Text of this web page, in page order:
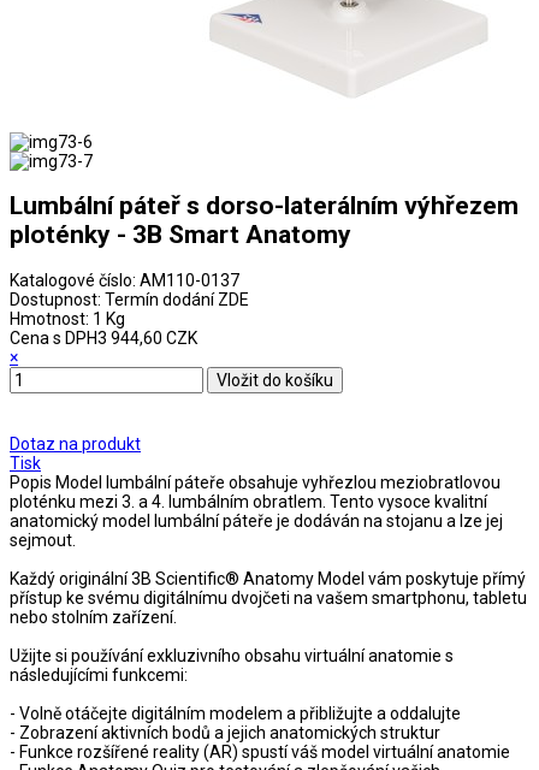
Lumbální páteř s dorso-laterálním výhřezem
ploténky - 3B Smart Anatomy
Katalogové číslo: AM110-0137
Dostupnost: Termín dodání ZDE
Hmotnost: 1 Kg
Cena s DPH3 944,60 CZK
×
Dotaz na produkt
Tisk
Popis Model lumbální páteře obsahuje vyhřezlou meziobratlovou
ploténku mezi 3. a 4. lumbálním obratlem. Tento vysoce kvalitní
anatomický model lumbální páteře je dodáván na stojanu a lze jej
sejmout.
Každý originální 3B Scientific® Anatomy Model vám poskytuje přímý
přístup ke svému digitálnímu dvojčeti na vašem smartphonu, tabletu
nebo stolním zařízení.
Užijte si používání exkluzivního obsahu virtuální anatomie s
následujícími funkcemi:
- Volně otáčejte digitálním modelem a přibližujte a oddalujte
- Zobrazení aktivních bodů a jejich anatomických struktur
- Funkce rozšířené reality (AR) spustí váš model virtuální anatomie